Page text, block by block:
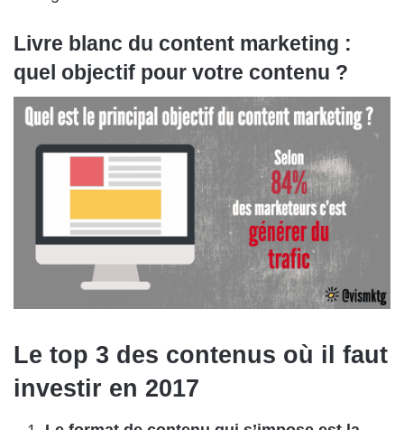
Livre blanc du content marketing :
quel objectif pour votre contenu ?
Le top 3 des contenus où il faut
investir en 2017